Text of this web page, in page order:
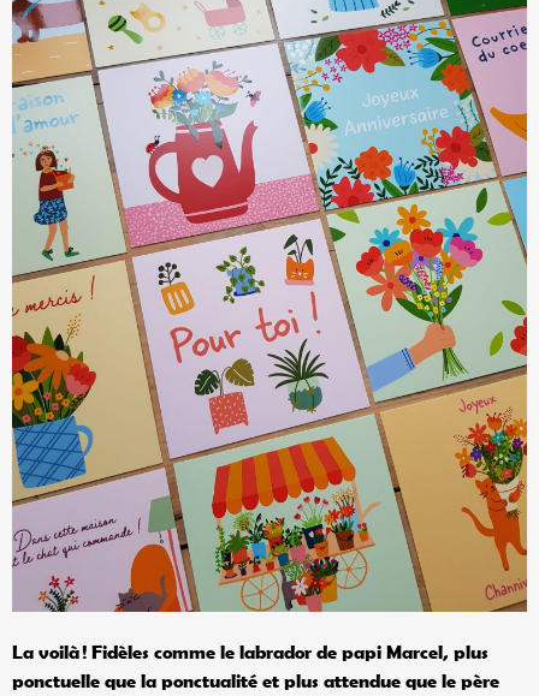
La voilà ! Fidèles comme le labrador de papi Marcel, plus
ponctuelle que la ponctualité et plus attendue que le père